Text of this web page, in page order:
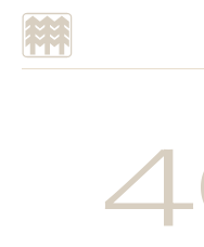
Escolha o
English